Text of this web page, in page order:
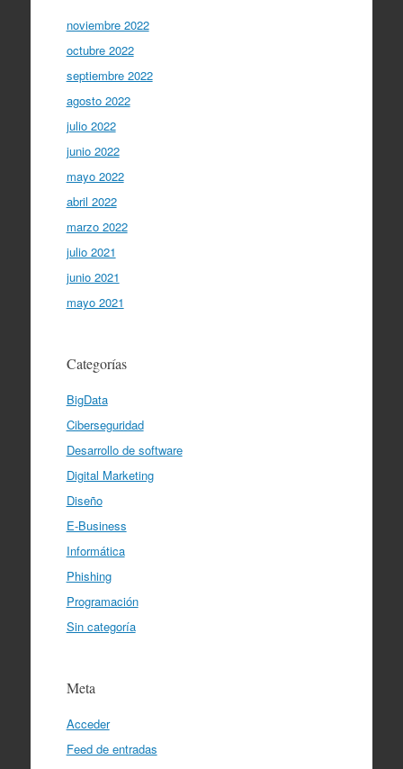
noviembre 2022
octubre 2022
septiembre 2022
agosto 2022
julio 2022
junio 2022
mayo 2022
abril 2022
marzo 2022
julio 2021
junio 2021
mayo 2021
Categorías
BigData
Ciberseguridad
Desarrollo de software
Digital Marketing
Diseño
E-Business
Informática
Phishing
Programación
Sin categoría
Meta
Acceder
Feed de entradas